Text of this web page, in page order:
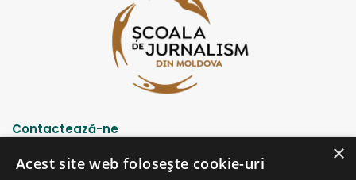
Contactează-ne
Strada Șciusev, 53
×
Acest site web folosește cookie-uri